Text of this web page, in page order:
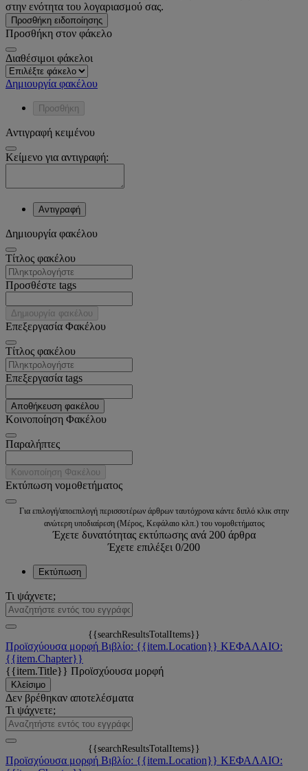
στην ενότητα του λογαριασμού σας.
Προσθήκη ειδοποίησης
Προσθήκη στον φάκελο
Διαθέσιμοι φάκελοι
Δημιουργία φακέλου
Προσθήκη
Αντιγραφή κειμένου
Κείμενο για αντιγραφή:
Αντιγραφή
Δημιουργία φακέλου
Tίτλος φακέλου
Προσθέστε tags
Δημιουργία φακέλου
Επεξεργασία Φακέλου
Tίτλος φακέλου
Επεξεργασία tags
Αποθήκευση φακέλου
Κοινοποίηση Φακέλου
Παραλήπτες
Κοινοποίηση Φακέλου
Εκτύπωση νομοθετήματος
Για επιλογή/αποεπιλογή περισσοτέρων άρθρων ταυτόχρονα κάντε διπλό κλικ στην
ανώτερη υποδιαίρεση (Μέρος, Κεφάλαιο κλπ.) του νομοθετήματος
Έχετε δυνατότητας εκτύπωσης ανά 200 άρθρα
Έχετε επιλέξει 0/200
Εκτύπωση
Τι ψάχνετε;
{{searchResultsTotalItems}}
Προϊσχύουσα μορφή Βιβλίο: {{item.Location}} ΚΕΦΑΛΑΙΟ:
{{item.Chapter}}
{{item.Title}} Προϊσχύουσα μορφή
Κλείσιμο
Δεν βρέθηκαν αποτελέσματα
Τι ψάχνετε;
{{searchResultsTotalItems}}
Προϊσχύουσα μορφή Βιβλίο: {{item.Location}} ΚΕΦΑΛΑΙΟ: